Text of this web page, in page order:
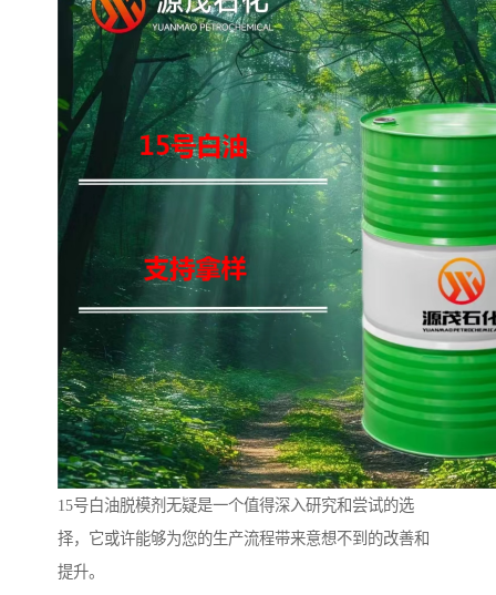
15号白油脱模剂无疑是一个值得深入研究和尝试的选
择，它或许能够为您的生产流程带来意想不到的改善和
提升。